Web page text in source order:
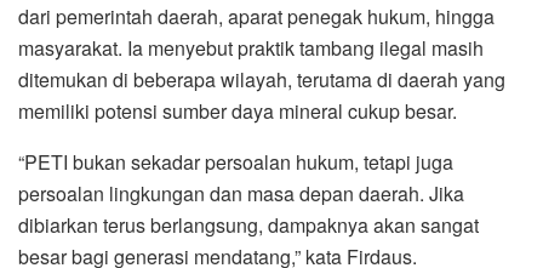
dari pemerintah daerah, aparat penegak hukum, hingga
masyarakat. Ia menyebut praktik tambang ilegal masih
ditemukan di beberapa wilayah, terutama di daerah yang
memiliki potensi sumber daya mineral cukup besar.
“PETI bukan sekadar persoalan hukum, tetapi juga
persoalan lingkungan dan masa depan daerah. Jika
dibiarkan terus berlangsung, dampaknya akan sangat
besar bagi generasi mendatang,” kata Firdaus.